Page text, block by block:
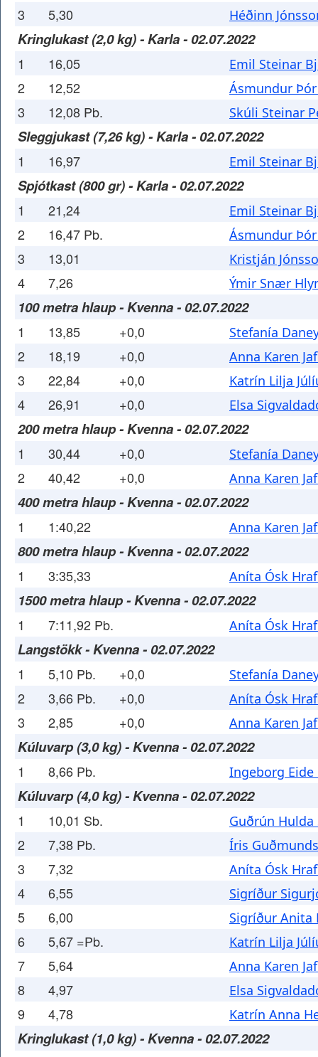
3 5,30 Héðinn
Kringlukast (2,0 kg) - Karla - 02.07.2022
1 16,05 Emil Steinar
2 12,52 Ásmundur
3 12,08 Pb. Skúli Steinar
Sleggjukast (7,26 kg) - Karla - 02.07.2022
1 16,97 Emil Steinar
Spjótkast (800 gr) - Karla - 02.07.2022
1 21,24 Emil Steinar
2 16,47 Pb. Ásmundur
3 13,01 Kristján
4 7,26 Ýmir Snær
100 metra hlaup - Kvenna - 02.07.2022
1 13,85 +0,0 Stefanía
2 18,19 +0,0 Anna Karen
3 22,84 +0,0 Katrín Lilja
4 26,91 +0,0 Elsa
200 metra hlaup - Kvenna - 02.07.2022
1 30,44 +0,0 Stefanía
2 40,42 +0,0 Anna Karen
400 metra hlaup - Kvenna - 02.07.2022
1 1:40,22 Anna Karen
800 metra hlaup - Kvenna - 02.07.2022
1 3:35,33 Aníta Ósk
1500 metra hlaup - Kvenna - 02.07.2022
1 7:11,92 Pb. Aníta Ósk
Langstökk - Kvenna - 02.07.2022
1 5,10 Pb. +0,0 Stefanía
2 3,66 Pb. +0,0 Aníta Ósk
3 2,85 +0,0 Anna Karen
Kúluvarp (3,0 kg) - Kvenna - 02.07.2022
1 8,66 Pb. Ingeborg
Kúluvarp (4,0 kg) - Kvenna - 02.07.2022
1 10,01 Sb. Guðrún
2 7,38 Pb. Íris
3 7,32 Aníta Ósk
4 6,55 Sigríður
5 6,00 Sigríður Anita
6 5,67 =Pb. Katrín Lilja
7 5,64 Anna Karen
8 4,97 Elsa
9 4,78 Katrín Anna
Kringlukast (1,0 kg) - Kvenna - 02.07.2022